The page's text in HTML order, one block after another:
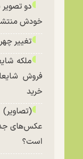
دو
خودش
تغییر
فروش
خرید
عکس‌های
است؟